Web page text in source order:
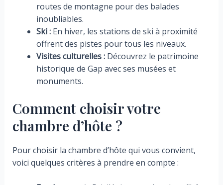
routes de montagne pour des balades
inoubliables.
Ski :En hiver, les stations de ski à proximité
offrent des pistes pour tous les niveaux.
Visites culturelles :Découvrez le patrimoine
historique de Gap avec ses musées et
monuments.
Comment choisir votre
chambre d’hôte ?
Pour choisir la chambre d’hôte qui vous convient,
voici quelques critères à prendre en compte :